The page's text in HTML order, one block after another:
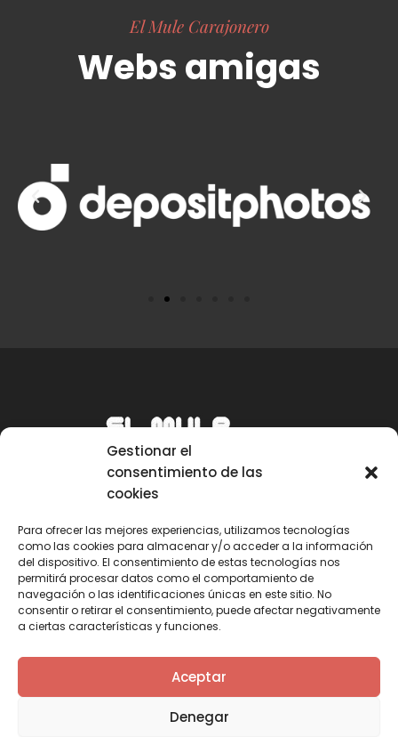
Gestionar el
consentimiento de las
cookies
Para ofrecer las mejores experiencias, utilizamos tecnologías
como las cookies para almacenar y/o acceder a la información
del dispositivo. El consentimiento de estas tecnologías nos
permitirá procesar datos como el comportamiento de
navegación o las identificaciones únicas en este sitio. No
consentir o retirar el consentimiento, puede afectar negativamente
a ciertas características y funciones.
Aceptar
Denegar
El Mule Carajonero
Webs amigas
Email
mule@mulecarajonero.com
Síguenos en redes sociales
a
T
w
i
t
Y
o
u
t
n